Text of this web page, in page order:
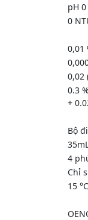
pH
0
0,01
0,02
0.3
+
Bộ
4
Chỉ
15